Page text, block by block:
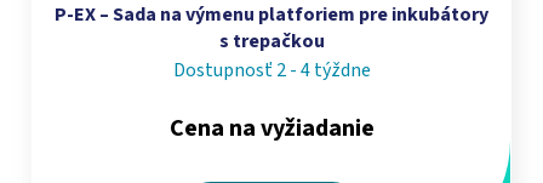
P-EX – Sada na výmenu platforiem pre inkubátory
s trepačkou
Dostupnosť 2 - 4 týždne
Cena na vyžiadanie